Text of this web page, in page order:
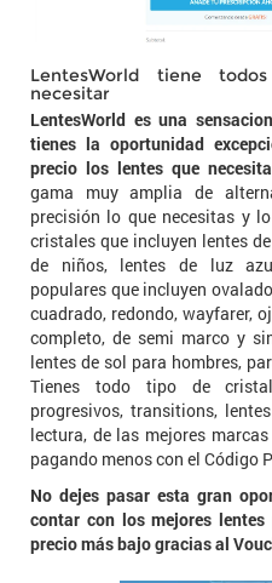
LentesWorld tiene
necesitar
LentesWorld es una
tienes la oportunidad
precio los lentes que
gama muy amplia de
precisión lo que necesitas y
cristales que incluyen lentes
de niños, lentes de luz
populares que incluyen
cuadrado, redondo, wayfarer,
completo, de semi marco y
lentes de sol para hombres,
Tienes todo tipo de
progresivos, transitions,
lectura, de las mejores
pagando menos con el Código
No dejes pasar esta gran
contar con los mejores
precio más bajo gracias al